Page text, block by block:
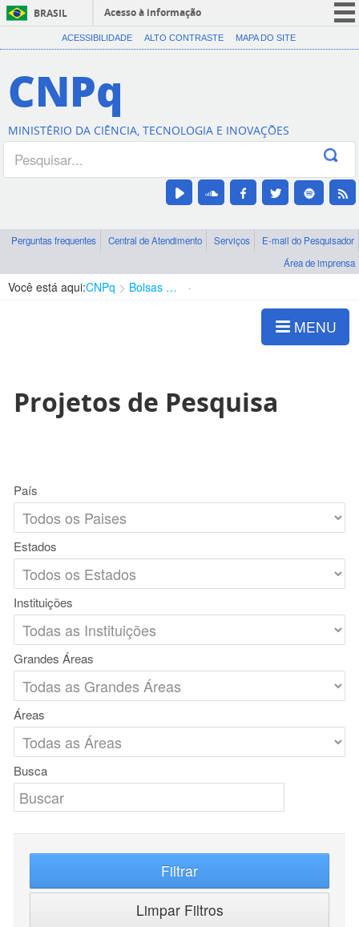
BRASIL
Acesso à informação
CORONAVÍRUS (COVID-19)
Canais
ACESSIBILIDADE ALTO CONTRASTE MAPA DO SITE
CNPq
MINISTÉRIO DA CIÊNCIA, TECNOLOGIA E INOVAÇÕES
Perguntas frequentes Central de Atendimento Serviços
E-mail do Pesquisador
Área de imprensa
Você está aqui:CNPq Bolsas e Auxílios Vigentes
MENU
Projetos de Pesquisa
País
Estados
Instituições
Grandes Áreas
Áreas
Busca
Filtrar
Limpar Filtros